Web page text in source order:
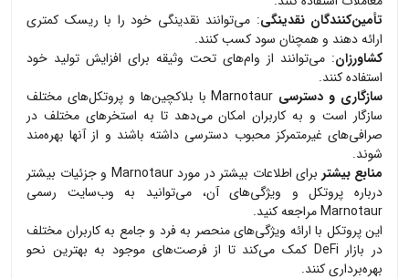
تأمین‌کنندگان نقدینگی: می‌توانند نقدینگی خود را با ریسک کمتری
ارائه دهند و همچنان سود کسب کنند.
کشاورزان: می‌توانند از وام‌های تحت وثیقه برای افزایش تولید خود
استفاده کنند.
سازگاری و دسترسی
Marnotaur با بلاکچین‌ها و پروتکل‌های مختلف
سازگار است و به کاربران امکان می‌دهد تا به استخرهای مختلف در
صرافی‌های غیرمتمرکز محبوب دسترسی داشته باشند و از آنها بهره‌مند
شوند.
منابع بیشتر
برای اطلاعات بیشتر در مورد Marnotaur و جزئیات بیشتر
درباره پروتکل و ویژگی‌های آن، می‌توانید به وب‌سایت رسمی
Marnotaur مراجعه کنید.
این پروتکل با ارائه ویژگی‌های منحصر به فرد و جامع به کاربران مختلف
در بازار DeFi کمک می‌کند تا از فرصت‌های موجود به بهترین نحو
بهره‌برداری کنند.